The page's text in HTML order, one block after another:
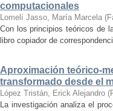
computacionales
Lomelí Jasso, María Marcela (
Con los principios teóricos de
libro copiador de
Aproximación teórico-
transformado desde el
López Tristán, Erick Alejandro (
La investigación analiza el